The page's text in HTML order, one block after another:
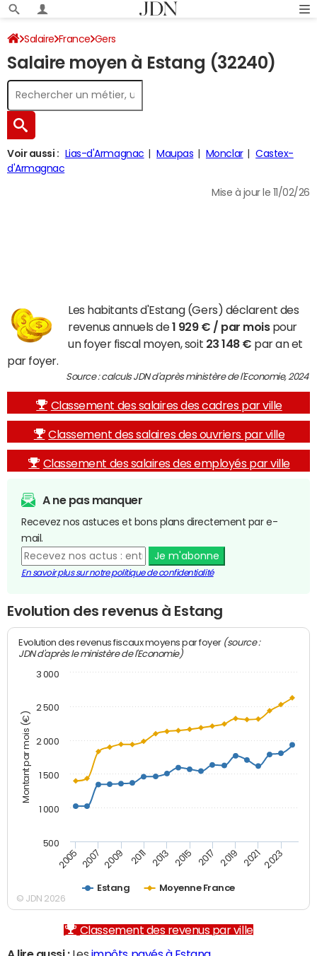
Salaire France Gers
Salaire moyen à Estang (32240)
Voir aussi : Lias-d'Armagnac Maupas Monclar
Castex-
d'Armagnac
Mise à jour le 11/02/26
Les habitants d'Estang (Gers) déclarent des
revenus annuels de1 929 € / par moispour
un foyer fiscal moyen, soit 23 148 € par an et
par foyer.
Source : calculs JDN d'après ministère de l'Economie, 2024
Classement des salaires des cadres par ville
Classement des salaires des ouvriers par ville
Classement des salaires des employés par ville
A ne pas manquer
Recevez nos astuces et bons plans directement par e-
mail.
Je m'abonne
En savoir plus sur notre politique de confidentialité
Evolution des revenus à Estang
Montant par mois (€)
Evolution des revenus fiscaux moyens par foyer (source :
JDN d'après le ministère de l'Economie)
Estang Moyenne France
2005 2007 2009 2011 2013 2015 2017 2019 2021 2023
500
1 000
1 500
2 000
2 500
3 000
© JDN 2026
Classement des revenus par ville